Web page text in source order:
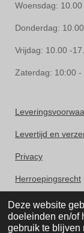
Deze website
doeleinden en/of
gebruik te blijven
Woensdag:
Donderdag:
Vrijdag: 10.00 -
Zaterdag: 10:00 -
Levertijd en
Privacy
Herroepingsrecht
Klachten